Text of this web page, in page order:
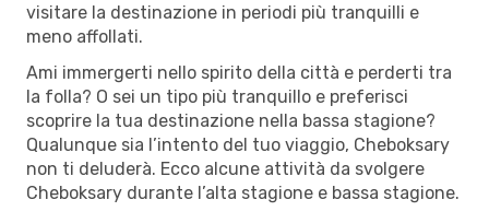
visitare la destinazione in periodi più tranquilli e
meno affollati.
Ami immergerti nello spirito della città e perderti tra
la folla? O sei un tipo più tranquillo e preferisci
scoprire la tua destinazione nella bassa stagione?
Qualunque sia l’intento del tuo viaggio, Cheboksary
non ti deluderà. Ecco alcune attività da svolgere
Cheboksary durante l’alta stagione e bassa stagione.